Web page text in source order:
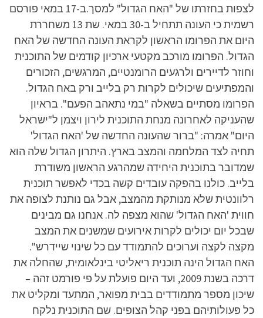
לצפות בחזרתו של "האח הגדול" למסך.ב-17 במאי פורסם
רשמית כי העונה תתחיל ב-30 במאי. שת 13 משחררת
היום את הפרומו הראשון לקראת העונה החדשה של האח
הגדול. הפרומו מורכב מקטעי ארכיון קודמים של התוכנית
וחוזר לדיירים ולרגעים הרומנטיים, המרגשים, הזכורים
והמפתיעים שיכולים לקרות רק בלייב ורק באח הגדול.
הפרומו מסתיים בשאלה "במי נתאהב הפעם". בראיון
שהעניקה לאחרונה מנחת התוכנית לירון ויצמן ל"ישראל
היום" אמרה: "ברור שהעונה החדשה של 'האח הגדול'
תחיה לצד המלחמה והמצב בארץ. היתרון הגדול שלה הוא
שמדובר בתוכנית היחידה שמהרגע הראשון משודרת
בלייב. כולנו בהפקה עובדים קשה בכדי לאפשר תוכנית
רלוונטית שלא מנותקת מהמצב, אבל גם נותנת לצופה את
חווית 'האח הגדול' שהוא מצפה לה. אנחנו גם מבינים
שבכל יום יכולים לקרות אירועים שמשנים את המצב
מקצה לקצה וערוכים להתמודד עם כל שינוי שיידרש".
האח הגדול הינה תוכנית ריאליטי בינלאומית, שהחלה את
דרכה בשנת 2009, ועד היום פועלת על פי פורמט זהה –
שיכון מספר מתמודדים בבית מפואר, המתעד ומקליט את
כל פעולותיהם בפני קהל הצופים. שם התוכנית נלקח